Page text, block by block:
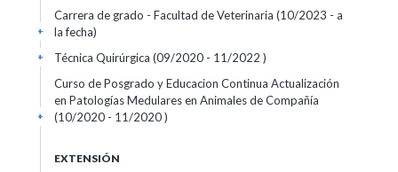
Carrera de grado - Facultad de Veterinaria (10/2023 - a
la fecha)
+
Técnica Quirúrgica (09/2020 - 11/2022 )
+
Curso de Posgrado y Educacion Continua Actualización
en Patologías Medulares en Animales de Compañía
(10/2020 - 11/2020 )
+
EXTENSIÓN